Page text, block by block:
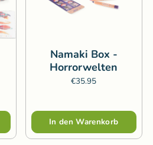
Namaki Box -
Horrorwelten
€35.95
Menge
In den Warenkorb